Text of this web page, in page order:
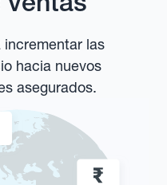
las
hacia nuevos
asegurados.